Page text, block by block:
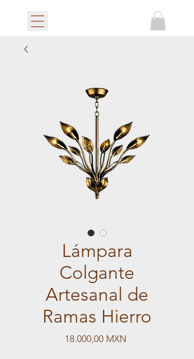
Lámpara
Colgante
Artesanal de
Ramas Hierro
18.000,00 MXNPrecio